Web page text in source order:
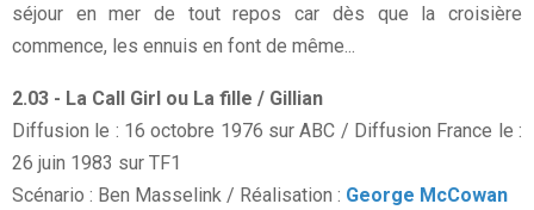
séjour en mer de tout repos car dès que la croisière
commence, les ennuis en font de même...
2.03 - La Call Girl ou La fille / Gillian
Diffusion le : 16 octobre 1976 sur ABC / Diffusion France le :
26 juin 1983 sur TF1
Scénario : Ben Masselink / Réalisation : George McCowan